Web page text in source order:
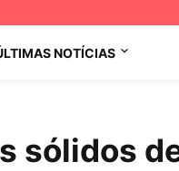
NOTÍCIAS
sólidos